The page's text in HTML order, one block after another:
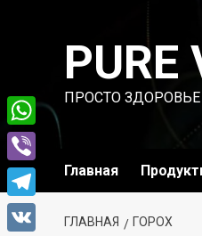
содержимомуPURE
ПРОСТО ЗДОРОВЬЕ
Главная
ГЛАВНАЯ ГОРОХ
WhatsApp
Viber
Telegram